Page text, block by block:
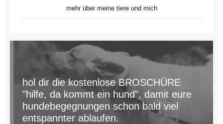
mehr über meine tiere und mich
hol dir die kostenlose BROSCHÜRE
"hilfe, da kommt ein hund", damit eure
hundebegegnungen schon bald viel
entspannter ablaufen.